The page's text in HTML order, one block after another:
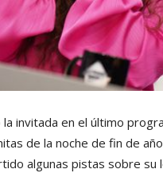
invitada en el último
de la noche de fin de
algunas pistas sobre